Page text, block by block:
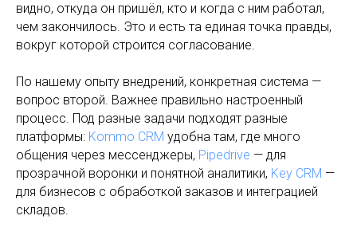
видно, откуда он пришёл, кто и когда с ним работал,
чем закончилось. Это и есть та единая точка правды,
вокруг которой строится согласование.
По нашему опыту внедрений, конкретная система —
вопрос второй. Важнее правильно настроенный
процесс. Под разные задачи подходят разные
платформы: Kommo CRM удобна там, где много
общения через мессенджеры, Pipedrive — для
прозрачной воронки и понятной аналитики, Key CRM —
для бизнесов с обработкой заказов и интеграцией
складов.